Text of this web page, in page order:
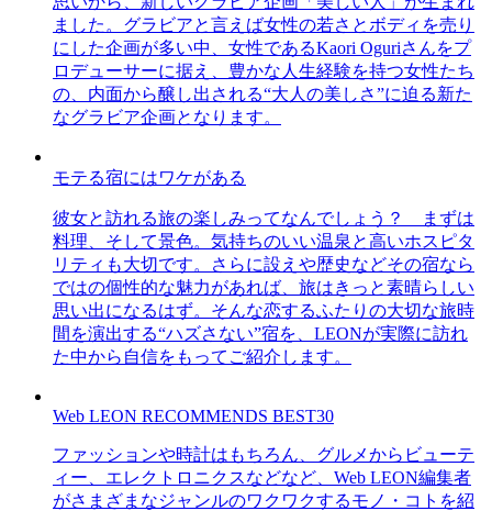
ました。グラビアと言えば女性の若さとボディを売り
にした企画が多い中、女性であるKaori Oguriさんをプ
ロデューサーに据え、豊かな人生経験を持つ女性たち
の、内面から醸し出される“大人の美しさ”に迫る新た
なグラビア企画となります。
モテる宿にはワケがある
彼女と訪れる旅の楽しみってなんでしょう？ まずは
料理、そして景色。気持ちのいい温泉と高いホスピタ
リティも大切です。さらに設えや歴史などその宿なら
ではの個性的な魅力があれば、旅はきっと素晴らしい
思い出になるはず。そんな恋するふたりの大切な旅時
間を演出する“ハズさない”宿を、LEONが実際に訪れ
た中から自信をもってご紹介します。
Web LEON RECOMMENDS BEST30
ファッションや時計はもちろん、グルメからビューテ
ィー、エレクトロニクスなどなど、Web LEON編集者
がさまざまなジャンルのワクワクするモノ・コトを紹